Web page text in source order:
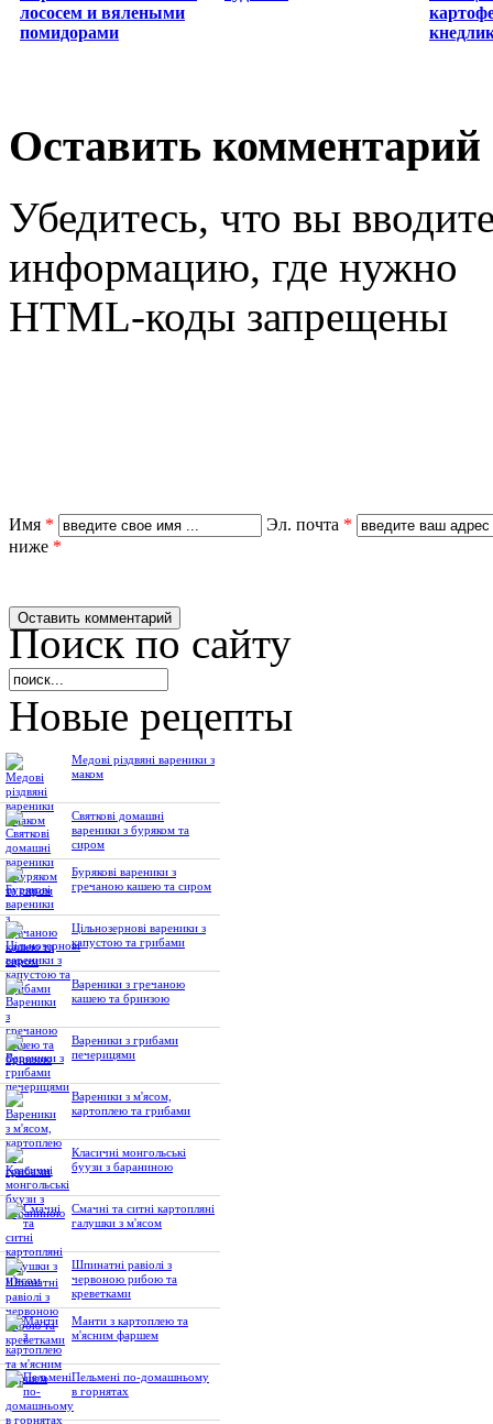
лососем и вялеными
помидорами
Оставить комментарий
Убедитесь, что вы
информацию, где нужно
HTML-коды запрещены
Имя * Эл. почта *
ниже *
Поиск по сайту
Новые рецепты
Медові різдвяні вареники з
маком
Святкові домашні
вареники з буряком та
сиром
Бурякові вареники з
гречаною кашею та сиром
Цільнозернові вареники з
капустою та грибами
Вареники з гречаною
кашею та бринзою
Вареники з грибами
печерицями
Вареники з м'ясом,
картоплею та грибами
Класичні монгольські
буузи з бараниною
Смачні та ситні картопляні
галушки з м'ясом
Шпинатні равіолі з
червоною рибою та
креветками
Манти з картоплею та
м'ясним фаршем
Пельмені по-домашньому
в горнятах